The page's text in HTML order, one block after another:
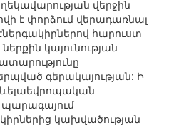
վերջին
է փորձում վերադառնալ
հարուստ
կայունության
գերակայության: Ի
պարագայում
կախվածության